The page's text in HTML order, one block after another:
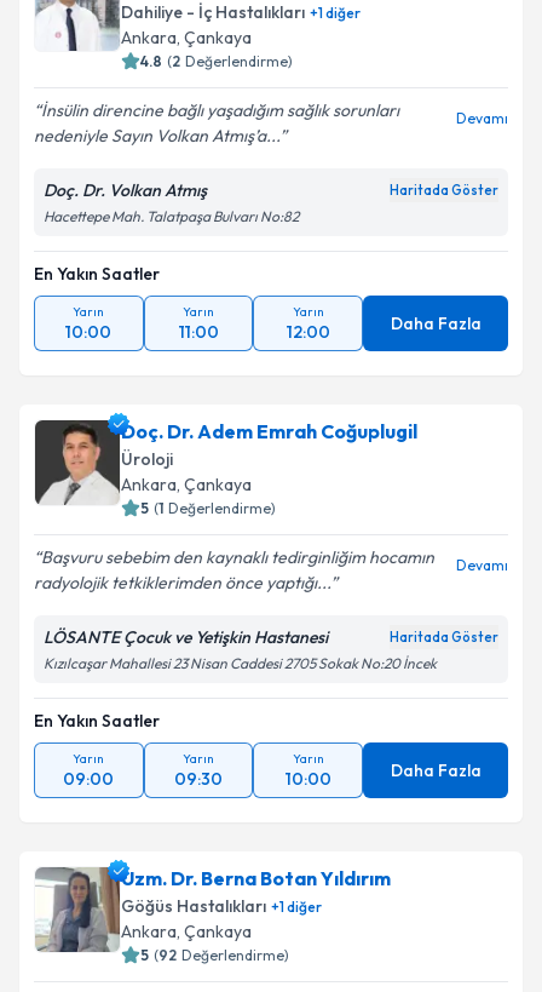
Dahiliye - İç Hastalıkları +1diğer
Ankara, Çankaya
4.8 (2 Değerlendirme)
İnsülin direncine bağlı yaşadığım sağlık sorunları
nedeniyle Sayın Volkan Atmış’a...
Devamı
Doç. Dr. Volkan Atmış Haritada Göster
Hacettepe Mah. Talatpaşa Bulvarı No:82
En Yakın Saatler
Yarın
10:00
Yarın
11:00
Yarın
12:00 Daha Fazla
Doç. Dr. Adem Emrah Coğuplugil
Üroloji
Ankara, Çankaya
5 (1 Değerlendirme)
Başvuru sebebim den kaynaklı tedirginliğim hocamın
radyolojik tetkiklerimden önce yaptığı...
Devamı
LÖSANTE Çocuk ve Yetişkin Hastanesi Haritada Göster
Kızılcaşar Mahallesi 23 Nisan Caddesi 2705 Sokak No:20 İncek
En Yakın Saatler
Yarın
09:00
Yarın
09:30
Yarın
10:00 Daha Fazla
Uzm. Dr. Berna Botan Yıldırım
Göğüs Hastalıkları +1diğer
Ankara, Çankaya
5 (92 Değerlendirme)